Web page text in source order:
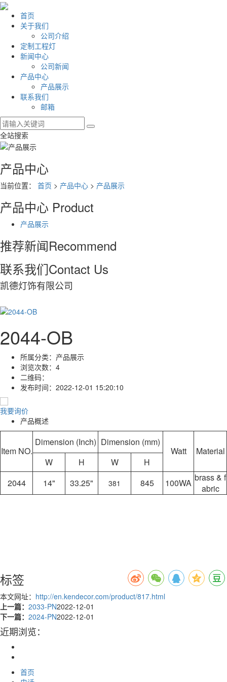
首页
关于我们
公司介绍
定制工程灯
新闻中心
公司新闻
产品中心
产品展示
联系我们
邮箱
全站搜索
产品中心
当前位置： 首页 > 产品中心 > 产品展示
产品中心 Product
产品展示
推荐新闻Recommend
联系我们Contact Us
凯德灯饰有限公司
2044-OB
所属分类： 产品展示
浏览次数： 4
二维码：
发布时间： 2022-12-01 15:20:10
我要询价
产品概述
Item NO.
Dimension (Inch) Dimension (mm)
Watt
Material
W
H W
H
2044
14" 33.25" 381 845 100WA brass & f
abric
标签
本文网址： http://en.kendecor.com/product/817.html
上一篇： 2033-PN2022-12-01
下一篇： 2024-PN2022-12-01
近期浏览：
首页